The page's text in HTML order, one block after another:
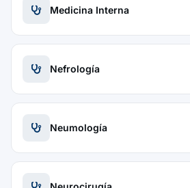
Medicina Interna
Nefrología
Neumología